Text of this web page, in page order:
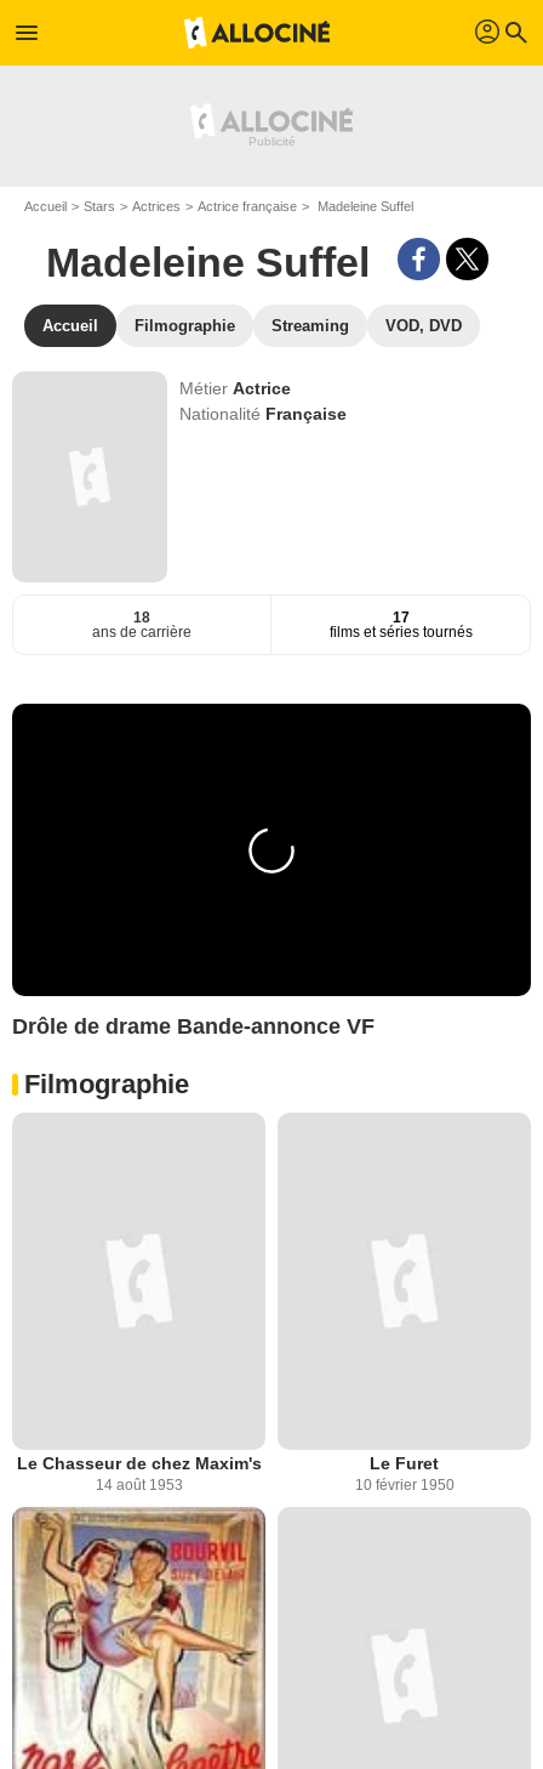
menu profil search
Accueil Stars Actrices Actrice française Madeleine Suffel
Madeleine Suffel
Accueil Filmographie Streaming VOD, DVD
MétierActrice
Nationalité Française
18
ans de carrière
17
films et séries tournés
Drôle de drame Bande-annonce VF
Filmographie
Le Chasseur de chez Maxim's
14 août 1953
Le Furet
10 février 1950